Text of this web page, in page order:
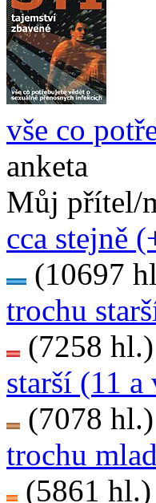
vše co
anketa
Můj přítel/
cca stejně
(10697
trochu
(7258 hl.)
starší (11
(7078 hl.)
trochu
(5861 hl.)